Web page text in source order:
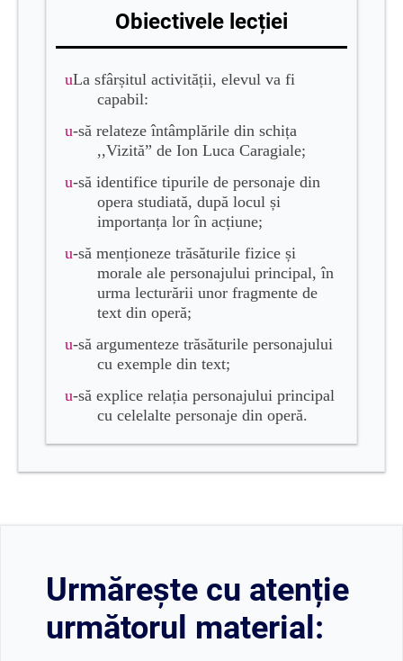
Obiectivele lecției
uLa sfârșitul activității, elevul va fi
capabil:
u-să relateze întâmplările din schița
,,Vizită” de Ion Luca Caragiale;
u-să identifice tipurile de personaje din
opera studiată, după locul și
importanța lor în acțiune;
u-să menționeze trăsăturile fizice și
morale ale personajului principal, în
urma lecturării unor fragmente de
text din operă;
u-să argumenteze trăsăturile personajului
cu exemple din text;
u-să explice relația personajului principal
cu celelalte personaje din operă.
Urmărește cu atenție
următorul material: